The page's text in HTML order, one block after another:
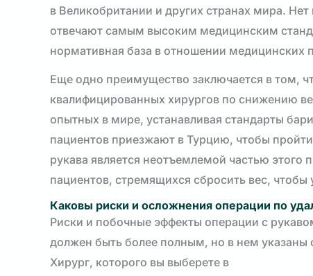
в Великобритании и других странах мира.
отвечают самым высоким медицинским
нормативная база в отношении медицинских
Еще одно преимущество заключается в том,
квалифицированных хирургов по снижению
опытных в мире, устанавливая стандарты
пациентов приезжают в Турцию, чтобы
рукава является неотъемлемой частью этого
пациентов, стремящихся сбросить вес, чтобы
Каковы риски и осложнения операции по
Риски и побочные эффекты операции с
должен быть более полным, но в нем указаны
Хирург, которого вы выберете в